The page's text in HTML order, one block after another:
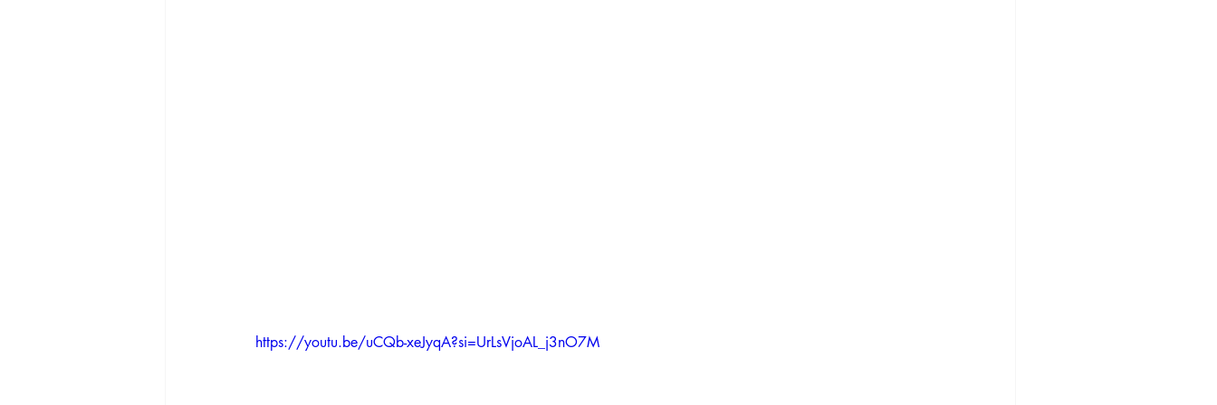
https://youtu.be/uCQb-xeJyqA?si=UrLsVjoAL_j3nO7M